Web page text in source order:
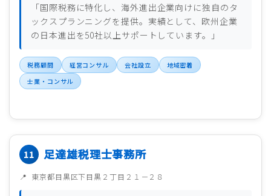
「国際税務に特化し、海外進出企業向けに独自のタ
ックスプランニングを提供。実績として、欧州企業
の日本進出を50社以上サポートしています。」
税務顧問 経営コンサル 会社設立
地域密着
士業・コンサル
足達雄税理士事務所
東京都目黒区下目黒２丁目２１－２８